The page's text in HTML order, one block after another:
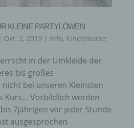
KLEINE PARTYLÖWEN
Okt. 2, 2019 | Info, Kinderkurse
in der Umkleide der
bis großes
nicht bei unseren Kleinsten
Kurs… Vorbildlich werden
7jährigen vor jeder Stunde
ausgesprochen